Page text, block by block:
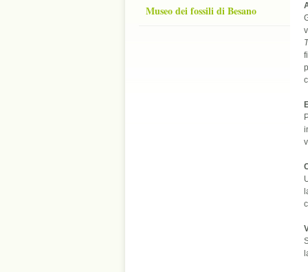
Museo dei fossili di Besano